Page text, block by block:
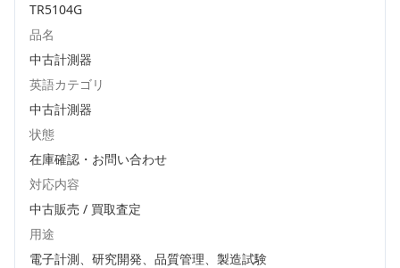
TR5104G
品名
中古計測器
英語カテゴリ
中古計測器
状態
在庫確認・お問い合わせ
対応内容
中古販売 / 買取査定
用途
電子計測、研究開発、品質管理、製造試験